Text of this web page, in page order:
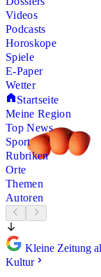
Videos
Podcasts
Horoskope
Spiele
E-Paper
Wetter
Startseite
Meine Region
Top News
Sport
Rubriken
Orte
Themen
Autoren
Kleine Zeitung
Kultur